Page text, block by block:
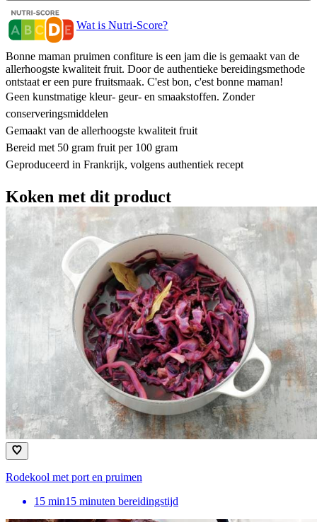
Wat is Nutri-Score?
Bonne maman pruimen confiture is een jam die is gemaakt van de
allerhoogste kwaliteit fruit. Door de authentieke bereidingsmethode
ontstaat er een pure fruitsmaak. C'est bon, c'est bonne maman!
Geen kunstmatige kleur- geur- en smaakstoffen. Zonder
conserveringsmiddelen
Gemaakt van de allerhoogste kwaliteit fruit
Bereid met 50 gram fruit per 100 gram
Geproduceerd in Frankrijk, volgens authentiek recept
Koken met dit product
Rodekool met port en pruimen
15 min15 minuten bereidingstijd